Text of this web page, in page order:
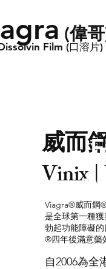
Film (口溶片)
​(偉
威而
Vinix |
Viagra®威而鋼
是全球第一種
勃起功能障礙
®四年後滿意藥
自2006為全